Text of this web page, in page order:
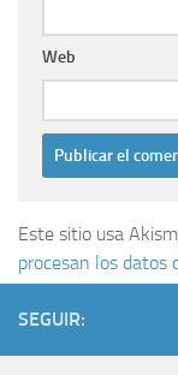
Web
Este sitio usa
procesan los datos
SEGUIR: